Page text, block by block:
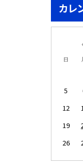
カレ
日
5
12
19
26